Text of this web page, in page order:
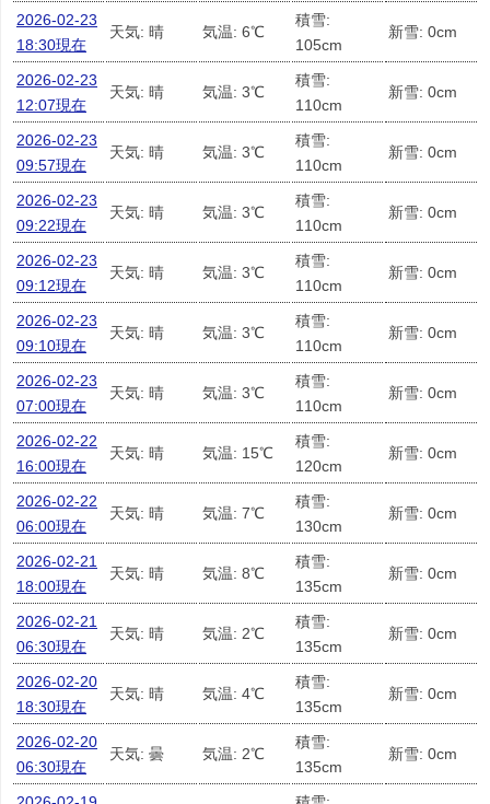
2026-02-23
18:30現在
天気: 晴 気温: 6℃
積雪:
105cm
新雪: 0cm
2026-02-23
12:07現在
天気: 晴 気温: 3℃
積雪:
110cm
新雪: 0cm
2026-02-23
09:57現在
天気: 晴 気温: 3℃
積雪:
110cm
新雪: 0cm
2026-02-23
09:22現在
天気: 晴 気温: 3℃
積雪:
110cm
新雪: 0cm
2026-02-23
09:12現在
天気: 晴 気温: 3℃
積雪:
110cm
新雪: 0cm
2026-02-23
09:10現在
天気: 晴 気温: 3℃
積雪:
110cm
新雪: 0cm
2026-02-23
07:00現在
天気: 晴 気温: 3℃
積雪:
110cm
新雪: 0cm
2026-02-22
16:00現在
天気: 晴 気温: 15℃
積雪:
120cm
新雪: 0cm
2026-02-22
06:00現在
天気: 晴 気温: 7℃
積雪:
130cm
新雪: 0cm
2026-02-21
18:00現在
天気: 晴 気温: 8℃
積雪:
135cm
新雪: 0cm
2026-02-21
06:30現在
天気: 晴 気温: 2℃
積雪:
135cm
新雪: 0cm
2026-02-20
18:30現在
天気: 晴 気温: 4℃
積雪:
135cm
新雪: 0cm
2026-02-20
06:30現在
天気: 曇 気温: 2℃
積雪:
135cm
新雪: 0cm